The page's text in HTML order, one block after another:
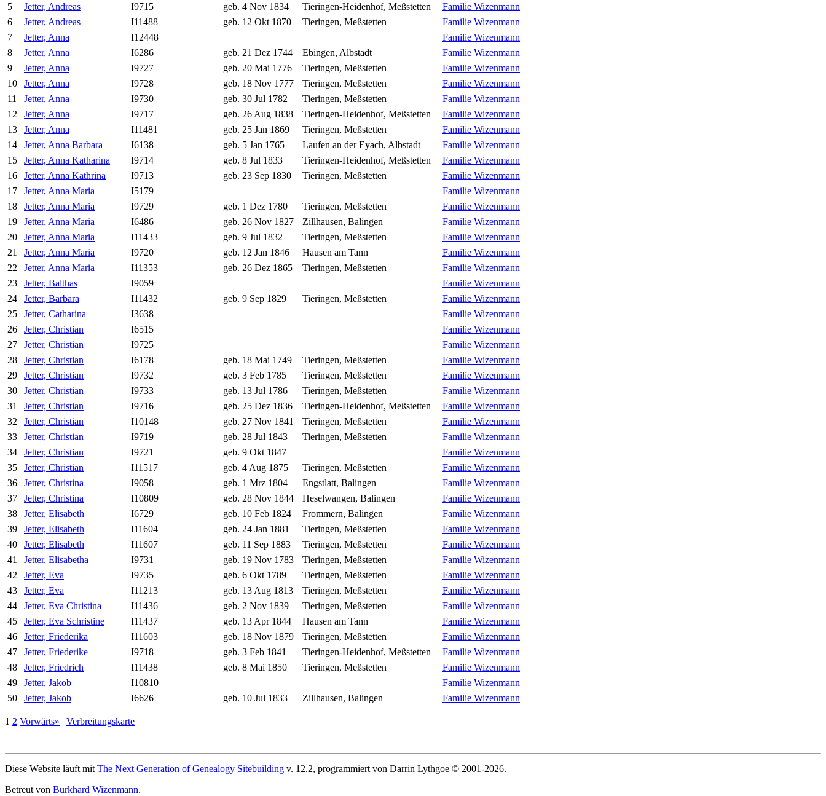
5
Jetter, Andreas I9715 geb. 4 Nov 1834 Tieringen-Heidenhof, Meßstetten
Familie Wizenmann
6
Jetter, Andreas I11488 geb. 12 Okt 1870 Tieringen, Meßstetten
Familie Wizenmann
7
Jetter, Anna I12448
Familie Wizenmann
8
Jetter, Anna I6286 geb. 21 Dez 1744 Ebingen, Albstadt
Familie Wizenmann
9
Jetter, Anna I9727 geb. 20 Mai 1776 Tieringen, Meßstetten
Familie Wizenmann
10
Jetter, Anna I9728 geb. 18 Nov 1777 Tieringen, Meßstetten
Familie Wizenmann
11
Jetter, Anna I9730 geb. 30 Jul 1782 Tieringen, Meßstetten
Familie Wizenmann
12
Jetter, Anna I9717 geb. 26 Aug 1838 Tieringen-Heidenhof, Meßstetten
Familie Wizenmann
13
Jetter, Anna I11481 geb. 25 Jan 1869 Tieringen, Meßstetten
Familie Wizenmann
14
Jetter, Anna Barbara I6138 geb. 5 Jan 1765 Laufen an der Eyach, Albstadt
Familie Wizenmann
15
Jetter, Anna Katharina I9714 geb. 8 Jul 1833 Tieringen-Heidenhof, Meßstetten
Familie Wizenmann
16
Jetter, Anna Kathrina I9713 geb. 23 Sep 1830 Tieringen, Meßstetten
Familie Wizenmann
17
Jetter, Anna Maria I5179
Familie Wizenmann
18
Jetter, Anna Maria I9729 geb. 1 Dez 1780 Tieringen, Meßstetten
Familie Wizenmann
19
Jetter, Anna Maria I6486 geb. 26 Nov 1827 Zillhausen, Balingen
Familie Wizenmann
20
Jetter, Anna Maria I11433 geb. 9 Jul 1832 Tieringen, Meßstetten
Familie Wizenmann
21
Jetter, Anna Maria I9720 geb. 12 Jan 1846 Hausen am Tann
Familie Wizenmann
22
Jetter, Anna Maria I11353 geb. 26 Dez 1865 Tieringen, Meßstetten
Familie Wizenmann
23
Jetter, Balthas I9059
Familie Wizenmann
24
Jetter, Barbara I11432 geb. 9 Sep 1829 Tieringen, Meßstetten
Familie Wizenmann
25
Jetter, Catharina I3638
Familie Wizenmann
26
Jetter, Christian I6515
Familie Wizenmann
27
Jetter, Christian I9725
Familie Wizenmann
28
Jetter, Christian I6178 geb. 18 Mai 1749 Tieringen, Meßstetten
Familie Wizenmann
29
Jetter, Christian I9732 geb. 3 Feb 1785 Tieringen, Meßstetten
Familie Wizenmann
30
Jetter, Christian I9733 geb. 13 Jul 1786 Tieringen, Meßstetten
Familie Wizenmann
31
Jetter, Christian I9716 geb. 25 Dez 1836 Tieringen-Heidenhof, Meßstetten
Familie Wizenmann
32
Jetter, Christian I10148 geb. 27 Nov 1841 Tieringen, Meßstetten
Familie Wizenmann
33
Jetter, Christian I9719 geb. 28 Jul 1843 Tieringen, Meßstetten
Familie Wizenmann
34
Jetter, Christian I9721 geb. 9 Okt 1847
Familie Wizenmann
35
Jetter, Christian I11517 geb. 4 Aug 1875 Tieringen, Meßstetten
Familie Wizenmann
36
Jetter, Christina I9058 geb. 1 Mrz 1804 Engstlatt, Balingen
Familie Wizenmann
37
Jetter, Christina I10809 geb. 28 Nov 1844 Heselwangen, Balingen
Familie Wizenmann
38
Jetter, Elisabeth I6729 geb. 10 Feb 1824 Frommern, Balingen
Familie Wizenmann
39
Jetter, Elisabeth I11604 geb. 24 Jan 1881 Tieringen, Meßstetten
Familie Wizenmann
40
Jetter, Elisabeth I11607 geb. 11 Sep 1883 Tieringen, Meßstetten
Familie Wizenmann
41
Jetter, Elisabetha I9731 geb. 19 Nov 1783 Tieringen, Meßstetten
Familie Wizenmann
42
Jetter, Eva I9735 geb. 6 Okt 1789 Tieringen, Meßstetten
Familie Wizenmann
43
Jetter, Eva I11213 geb. 13 Aug 1813 Tieringen, Meßstetten
Familie Wizenmann
44
Jetter, Eva Christina I11436 geb. 2 Nov 1839 Tieringen, Meßstetten
Familie Wizenmann
45
Jetter, Eva Schristine I11437 geb. 13 Apr 1844 Hausen am Tann
Familie Wizenmann
46
Jetter, Friederika I11603 geb. 18 Nov 1879 Tieringen, Meßstetten
Familie Wizenmann
47
Jetter, Friederike I9718 geb. 3 Feb 1841 Tieringen-Heidenhof, Meßstetten
Familie Wizenmann
48
Jetter, Friedrich I11438 geb. 8 Mai 1850 Tieringen, Meßstetten
Familie Wizenmann
49
Jetter, Jakob I10810
Familie Wizenmann
50
Jetter, Jakob I6626 geb. 10 Jul 1833 Zillhausen, Balingen Familie Wizenmann
1 2 Vorwärts» | Verbreitungskarte
Diese Website läuft mit The Next Generation of Genealogy Sitebuilding v. 12.2, programmiert von Darrin Lythgoe © 2001-2026.
Betreut von Burkhard Wizenmann.